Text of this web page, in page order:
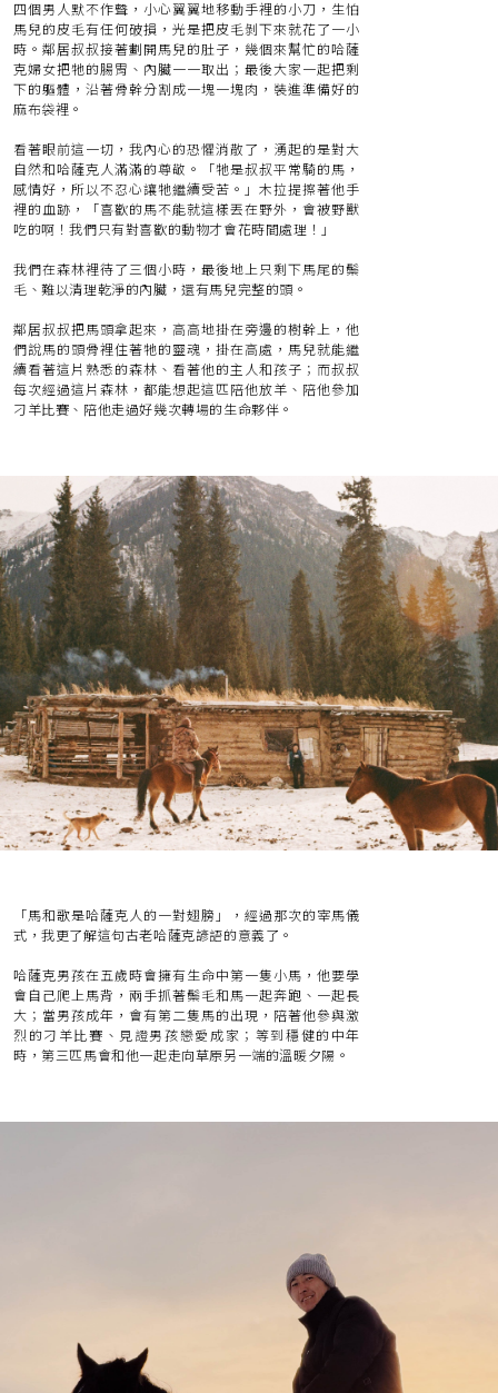
四個男人默不作聲，小心翼翼地移動手裡的小刀，生怕
馬兒的皮毛有任何破損，光是把皮毛剝下來就花了一小
時。鄰居叔叔接著劃開馬兒的肚子，幾個來幫忙的哈薩
克婦女把牠的腸胃、內臟一一取出；最後大家一起把剩
下的軀體，沿著骨幹分割成一塊一塊肉，裝進準備好的
麻布袋裡。
看著眼前這一切，我內心的恐懼消散了，湧起的是對大
自然和哈薩克人滿滿的尊敬。「牠是叔叔平常騎的馬，
感情好，所以不忍心讓牠繼續受苦。」木拉提擦著他手
裡的血跡，「喜歡的馬不能就這樣丟在野外，會被野獸
吃的啊！我們只有對喜歡的動物才會花時間處理！」
我們在森林裡待了三個小時，最後地上只剩下馬尾的鬃
毛、難以清理乾淨的內臟，還有馬兒完整的頭。
鄰居叔叔把馬頭拿起來，高高地掛在旁邊的樹幹上，他
們說馬的頭骨裡住著牠的靈魂，掛在高處，馬兒就能繼
續看著這片熟悉的森林、看著他的主人和孩子；而叔叔
每次經過這片森林，都能想起這匹陪他放羊、陪他參加
刁羊比賽、陪他走過好幾次轉場的生命夥伴。
「馬和歌是哈薩克人的一對翅膀」，經過那次的宰馬儀
式，我更了解這句古老哈薩克諺語的意義了。
哈薩克男孩在五歲時會擁有生命中第一隻小馬，他要學
會自己爬上馬背，兩手抓著鬃毛和馬一起奔跑、一起長
大；當男孩成年，會有第二隻馬的出現，陪著他參與激
烈的刁羊比賽、見證男孩戀愛成家；等到穩健的中年
時，第三匹馬會和他一起走向草原另一端的溫暖夕陽。